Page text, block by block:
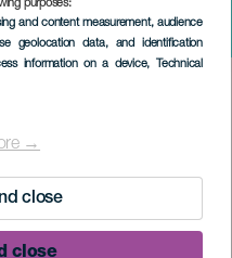
purposes:
and content measurement, audience
geolocation data, and identification
information on a device, Technical
→
close
close
Merlo